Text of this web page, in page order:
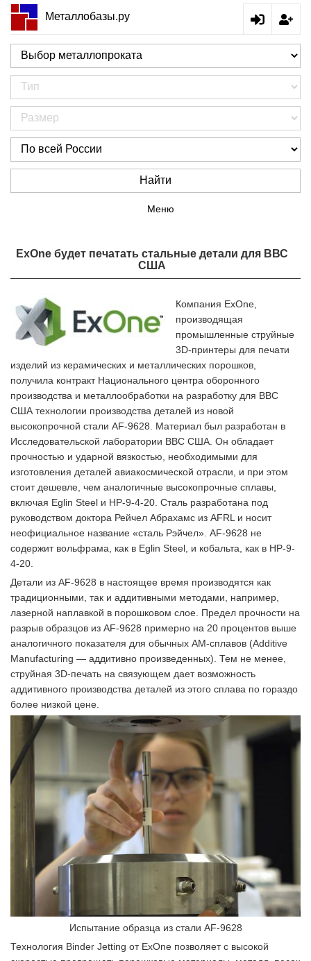
Металлобазы.ру
Найти
Меню
ExOne будет печатать стальные детали для ВВС
США
Компания ExOne,
производящая
промышленные струйные
3D-принтеры для печати
изделий из керамических и металлических порошков,
получила контракт Национального центра оборонного
производства и металлообработки на разработку для ВВС
США технологии производства деталей из новой
высокопрочной стали AF-9628. Материал был разработан в
Исследовательской лаборатории ВВС США. Он обладает
прочностью и ударной вязкостью, необходимыми для
изготовления деталей авиакосмической отрасли, и при этом
стоит дешевле, чем аналогичные высокопрочные сплавы,
включая Eglin Steel и HP-9-4-20. Сталь разработана под
руководством доктора Рейчел Абрахамс из AFRL и носит
неофициальное название «сталь Рэйчел». AF-9628 не
содержит вольфрама, как в Eglin Steel, и кобальта, как в HP-9-
4-20.
Детали из AF-9628 в настоящее время производятся как
традиционными, так и аддитивными методами, например,
лазерной наплавкой в порошковом слое. Предел прочности на
разрыв образцов из AF-9628 примерно на 20 процентов выше
аналогичного показателя для обычных AM-сплавов (Additive
Manufacturing — аддитивно произведенных). Тем не менее,
струйная 3D-печать на связующем дает возможность
аддитивного производства деталей из этого сплава по гораздо
более низкой цене.
Испытание образца из стали AF-9628
Технология Binder Jetting от ExOne позволяет с высокой